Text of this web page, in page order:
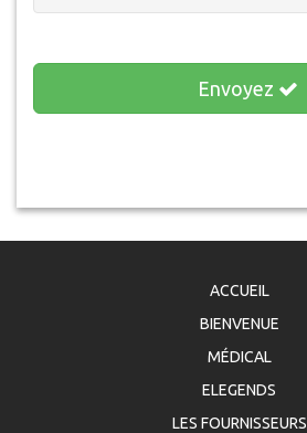
Envoyez
ACCUEIL
BIENVENUE
MÉDICAL
ELEGENDS
LES FOURNISSEURS